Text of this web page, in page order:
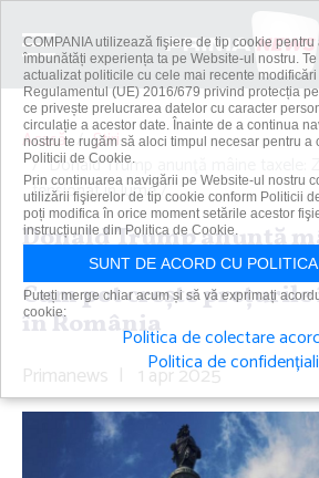
Acasă
Știri
Donald Trump anunţă mâine taxele:
tensionat în lume /...
Donald Trump anunţă
Ziua Z, aşteptată
Cum pot creşte preţurile
în România
Primanews | 1 apr 2025
COMPANIA utilizează fişiere de tip cookie
îmbunătăți experiența ta pe Website-ul nostru.
actualizat politicile cu cele mai recente
Regulamentul (UE) 2016/679 privind protecția
ce privește prelucrarea datelor cu caracter
circulație a acestor date. Înainte de a continua
nostru te rugăm să aloci timpul necesar pentru a
Politicii de Cookie.
Prin continuarea navigării pe Website-ul nostru
utilizării fişierelor de tip cookie conform Politicii
poți modifica în orice moment setările acestor
instrucțiunile din Politica de Cookie.
SUNT DE ACORD CU
Puteți merge chiar acum și să vă exprimați
cookie:
Politica de colectare
Politica de